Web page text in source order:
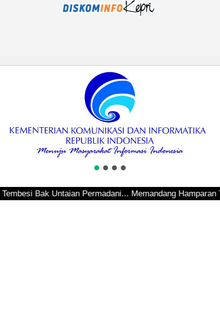
Bak Untaian Permadani... Memandang Hamparan